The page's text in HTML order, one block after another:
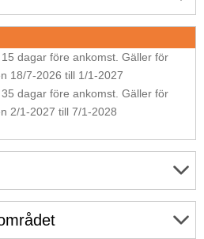
dagar före ankomst. Gäller för
18/7-2026 till 1/1-2027
dagar före ankomst. Gäller för
2/1-2027 till 7/1-2028